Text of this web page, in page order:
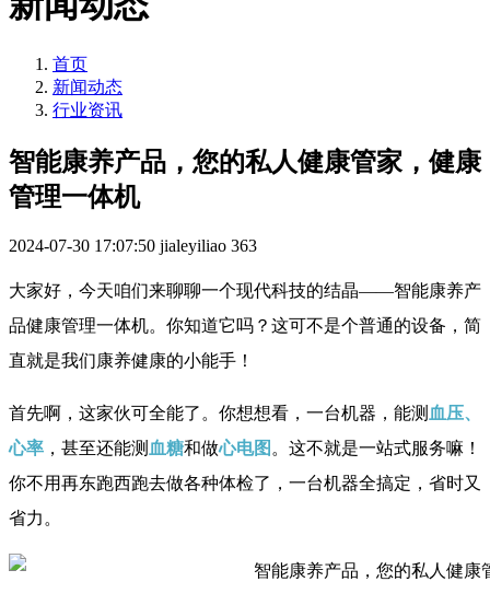
首页
新闻动态
行业资讯
智能康养产品，您的私人健康管家，健康
管理一体机
2024-07-30 17:07:50 jialeyiliao 363
大家好，今天咱们来聊聊一个现代科技的结晶——智能康养产
品健康管理一体机。你知道它吗？这可不是个普通的设备，简
直就是我们康养健康的小能手！
首先啊，这家伙可全能了。你想想看，一台机器，能测 血压、
心率 ，甚至还能测 血糖和做心电图 。这不就是一站式服务嘛！
你不用再东跑西跑去做各种体检了，一台机器全搞定，省时又
省力。